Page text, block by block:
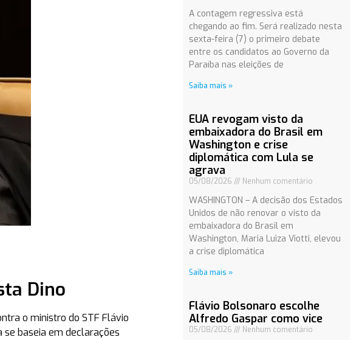
Dino
o ministro do STF Flávio
se baseia em declarações
A contagem regressiva está
chegando ao fim. Será realizado nesta
sexta-feira (7) o primeiro debate
entre os candidatos ao Governo da
Paraíba nas eleições de
Saiba mais »
EUA revogam visto da
embaixadora do Brasil em
Washington e crise
diplomática com Lula se
agrava
05/08/2026 Nenhum comentário
WASHINGTON – A decisão dos Estados
Unidos de não renovar o visto da
embaixadora do Brasil em
Washington, Maria Luiza Viotti, elevou
a crise diplomática
Saiba mais »
Flávio Bolsonaro escolhe
Alfredo Gaspar como vice
05/08/2026 Nenhum comentário